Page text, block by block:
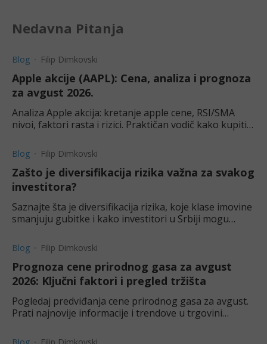
Nedavna Pitanja
Blog Filip Dimkovski
Apple akcije (AAPL): Cena, analiza i prognoza
za avgust 2026.
Analiza Apple akcija: kretanje apple cene, RSI/SMA
nivoi, faktori rasta i rizici. Praktičan vodič kako kupiti
Blog Filip Dimkovski
Zašto je diversifikacija rizika važna za svakog
investitora?
Saznajte šta je diversifikacija rizika, koje klase imovine
smanjuju gubitke i kako investitori u Srbiji mogu
Blog Filip Dimkovski
Prognoza cene prirodnog gasa za avgust
2026: Ključni faktori i pregled tržišta
Pogledaj predviđanja cene prirodnog gasa za avgust.
Prati najnovije informacije i trendove u trgovini